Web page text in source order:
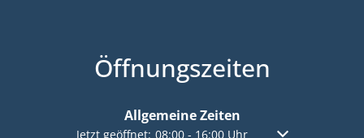
Öffnungszeiten
Allgemeine Zeiten
Klicken, um weitere Öffnungs- oder Schließzeiten
Jetzt geöffnet: 08:00- 16:00Uhr Von 08:00 bis